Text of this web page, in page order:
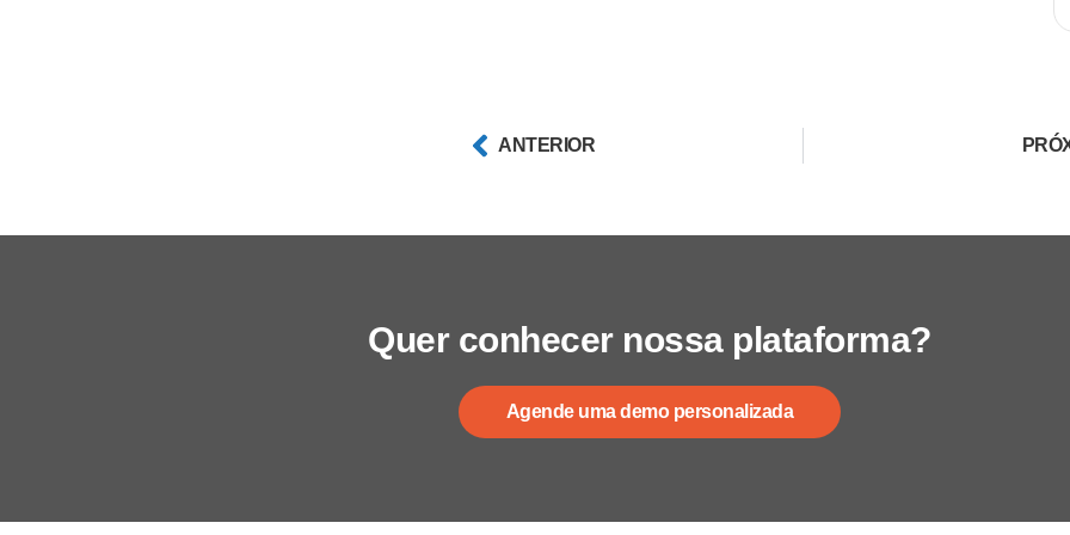
ANTERIOR
Quer conhecer nossa plataforma?
Agende uma demo personalizada